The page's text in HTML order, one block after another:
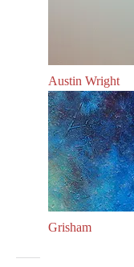
Austin Wright
Grisham